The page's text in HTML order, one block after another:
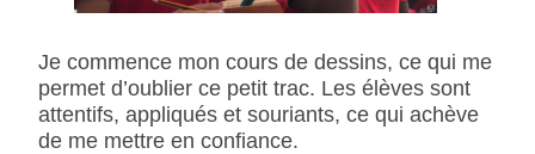
Je commence mon cours de dessins, ce qui me
permet d’oublier ce petit trac. Les élèves sont
attentifs, appliqués et souriants, ce qui achève
de me mettre en confiance.